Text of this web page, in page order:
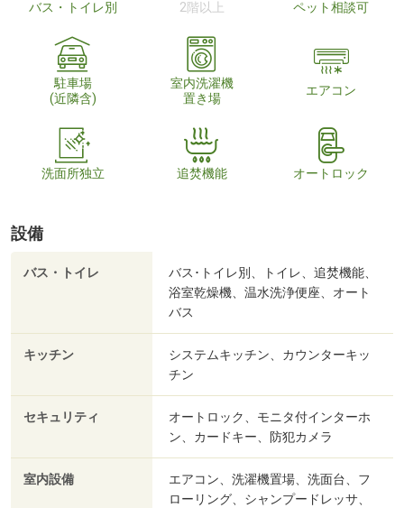
バス・トイレ別 2階以上 ペット相談可
駐車場
(近隣含)
室内洗濯機
置き場
エアコン
洗面所独立 追焚機能 オートロック
設備
バス・トイレ
バス･トイレ別、トイレ、追焚機能、
浴室乾燥機、温水洗浄便座、オート
バス
キッチン
システムキッチン、カウンターキッ
チン
セキュリティ
オートロック、モニタ付インターホ
ン、カードキー、防犯カメラ
室内設備
エアコン、洗濯機置場、洗面台、フ
ローリング、シャンプードレッサ、